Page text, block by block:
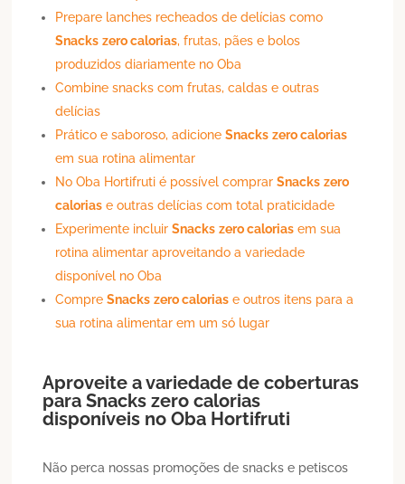
Prepare lanches recheados de delícias como
Snacks zero calorias, frutas, pães e bolos
produzidos diariamente no Oba
Combine snacks com frutas, caldas e outras
delícias
Prático e saboroso, adicioneSnacks zero calorias
em sua rotina alimentar
No Oba Hortifruti é possível comprarSnacks zero
calorias e outras delícias com total praticidade
Experimente incluirSnacks zero calorias em sua
rotina alimentar aproveitando a variedade
disponível no Oba
CompreSnacks zero calorias e outros itens para a
sua rotina alimentar em um só lugar
Aproveite a variedade de coberturas
paraSnacks zero calorias
disponíveis no Oba Hortifruti
Não perca nossas promoções de snacks e petiscos